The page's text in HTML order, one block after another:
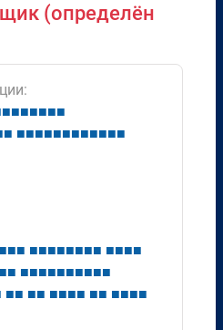
(определён
■■■■■■■
■ ■■■■■■■■■■■■
■■■ ■■■■■■■■ ■■■■
■■ ■■■■■■■■■■
■■ ■■ ■■■■ ■■ ■■■■